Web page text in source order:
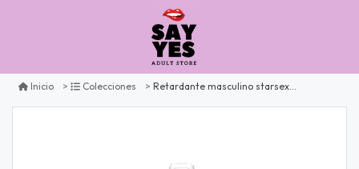
Inicio Colecciones Retardante masculino starsex forte 60 ml